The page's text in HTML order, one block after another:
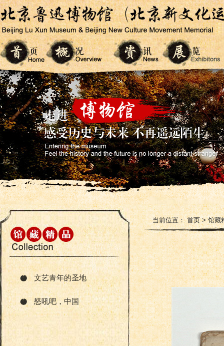
文艺青年的圣地
怒吼吧，中国
当前位置：首页>馆藏